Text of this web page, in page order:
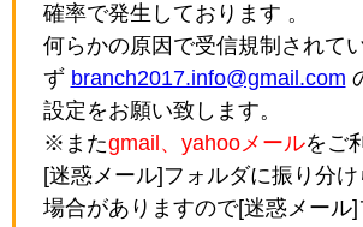
確率で発生しております 。
何らかの原因で受信規制されて
ず branch2017.info@gmail.com
設定をお願い致します。
※またgmail、yahooメールをご
[迷惑メール]フォルダに振り分け
場合がありますので[迷惑メール]